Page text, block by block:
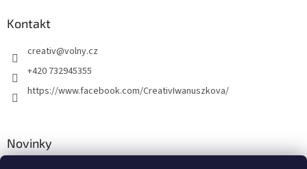
Kontakt
creativ@volny.cz
+420 732945355
https://www.facebook.com/CreativIwanuszkova/
Novinky